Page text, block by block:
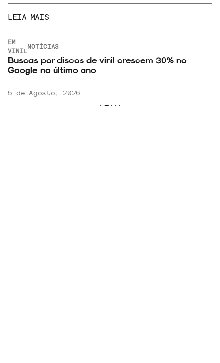
LEIA MAIS
EM
VINIL
NOTÍCIAS
Buscas por discos de vinil crescem 30% no
Google no último ano
5 de Agosto, 2026